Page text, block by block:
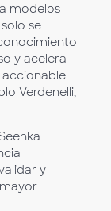
modelos
se
y acelera
Verdenelli,
y